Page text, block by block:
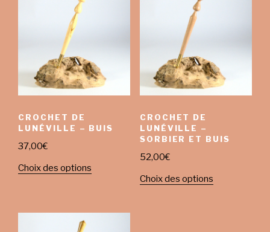
CROCHET DE
LUNÉVILLE – BUIS
37,00€
Choix des options
CROCHET DE
LUNÉVILLE –
SORBIER ET BUIS
52,00€
Choix des options